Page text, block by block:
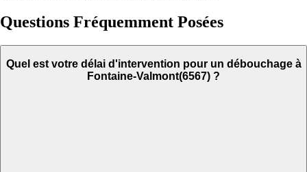
Questions Fréquemment Posées
Quel est votre délai d'intervention pour un débouchage à
Fontaine-Valmont(6567) ?